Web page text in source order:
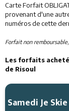
Carte Forfait
provenant d'une
numéros de cette
Forfait non
Les forfaits
de Risoul
Samedi Je Skie